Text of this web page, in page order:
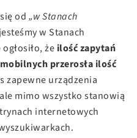
od „w Stanach
w Stanach
że ilość zapytań
przerosła ilość
zapewne urządzenia
mimo wszystko stanowią
internetowych